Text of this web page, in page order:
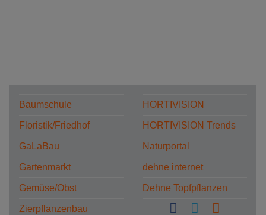
Baumschule
Floristik/Friedhof
GaLaBau
Gartenmarkt
Gemüse/Obst
Zierpflanzenbau
HORTIVISION
HORTIVISION Trends
Naturportal
dehne internet
Dehne Topfpflanzen